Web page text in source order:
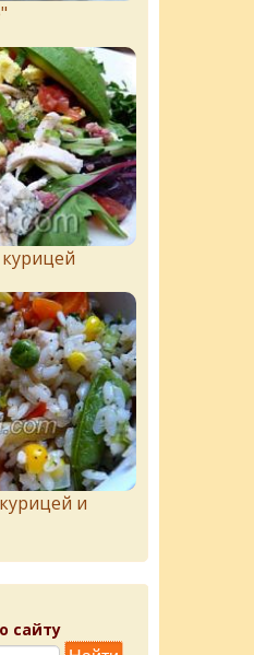
и
сайту